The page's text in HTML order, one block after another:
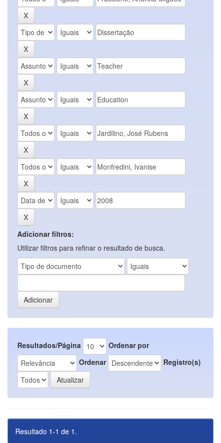
Adicionar filtros:
Utilizar filtros para refinar o resultado de busca.
Resultados/Página
Ordenar por
Ordenar
Registro(s)
Resultado 1-1 de 1.